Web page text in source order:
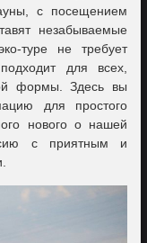
с посещением
незабываемые
туре не требует
для всех,
формы. Здесь вы
для простого
нового о нашей
с приятным и